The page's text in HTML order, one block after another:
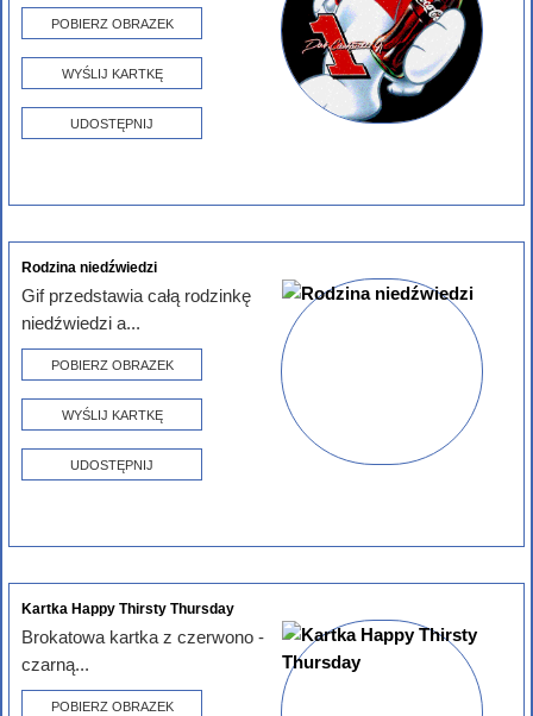
POBIERZ OBRAZEK
WYŚLIJ KARTKĘ
UDOSTĘPNIJ
Rodzina niedźwiedzi
Gif przedstawia całą rodzinkę
niedźwiedzi a...
POBIERZ OBRAZEK
WYŚLIJ KARTKĘ
UDOSTĘPNIJ
Kartka Happy Thirsty Thursday
Brokatowa kartka z czerwono -
czarną...
POBIERZ OBRAZEK